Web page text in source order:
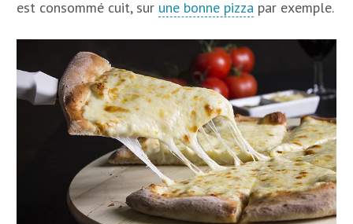
est consommé cuit, sur une bonne pizza par exemple.